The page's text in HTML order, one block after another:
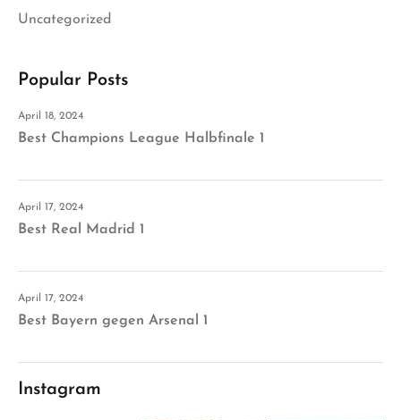
Uncategorized
Popular Posts
April 18, 2024
Best Champions League Halbfinale 1
April 17, 2024
Best Real Madrid 1
April 17, 2024
Best Bayern gegen Arsenal 1
Instagram